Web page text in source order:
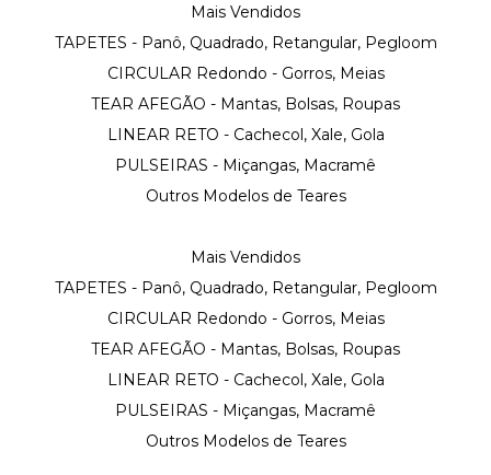
Mais Vendidos
TAPETES - Panô, Quadrado, Retangular, Pegloom
CIRCULAR Redondo - Gorros, Meias
TEAR AFEGÃO - Mantas, Bolsas, Roupas
LINEAR RETO - Cachecol, Xale, Gola
PULSEIRAS - Miçangas, Macramê
Outros Modelos de Teares
Mais Vendidos
TAPETES - Panô, Quadrado, Retangular, Pegloom
CIRCULAR Redondo - Gorros, Meias
TEAR AFEGÃO - Mantas, Bolsas, Roupas
LINEAR RETO - Cachecol, Xale, Gola
PULSEIRAS - Miçangas, Macramê
Outros Modelos de Teares